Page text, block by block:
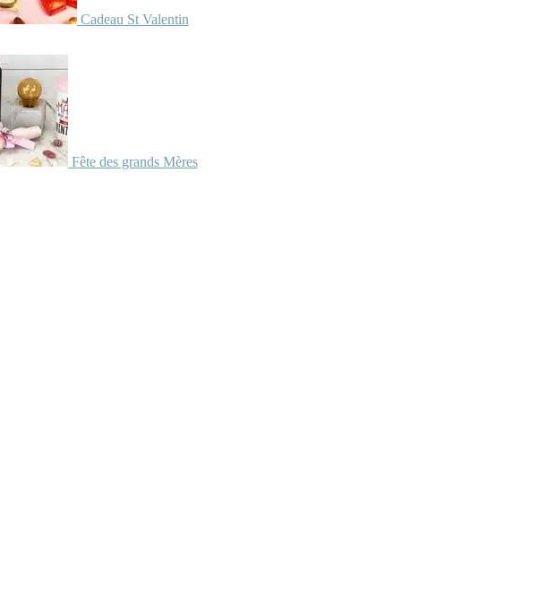
Cadeau St Valentin
Fête des grands Mères